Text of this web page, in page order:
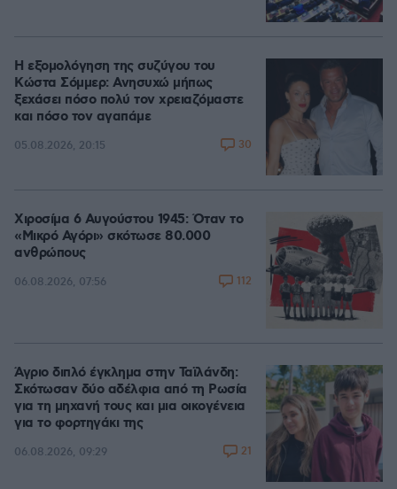
Η εξομολόγηση της συζύγου του
Κώστα Σόμμερ: Ανησυχώ μήπως
ξεχάσει πόσο πολύ τον χρειαζόμαστε
και πόσο τον αγαπάμε
05.08.2026, 20:15 30
Χιροσίμα 6 Αυγούστου 1945: Όταν το
«Μικρό Αγόρι» σκότωσε 80.000
ανθρώπους
06.08.2026, 07:56 112
Άγριο διπλό έγκλημα στην Ταϊλάνδη:
Σκότωσαν δύο αδέλφια από τη Ρωσία
για τη μηχανή τους και μια οικογένεια
για το φορτηγάκι της
06.08.2026, 09:29 21